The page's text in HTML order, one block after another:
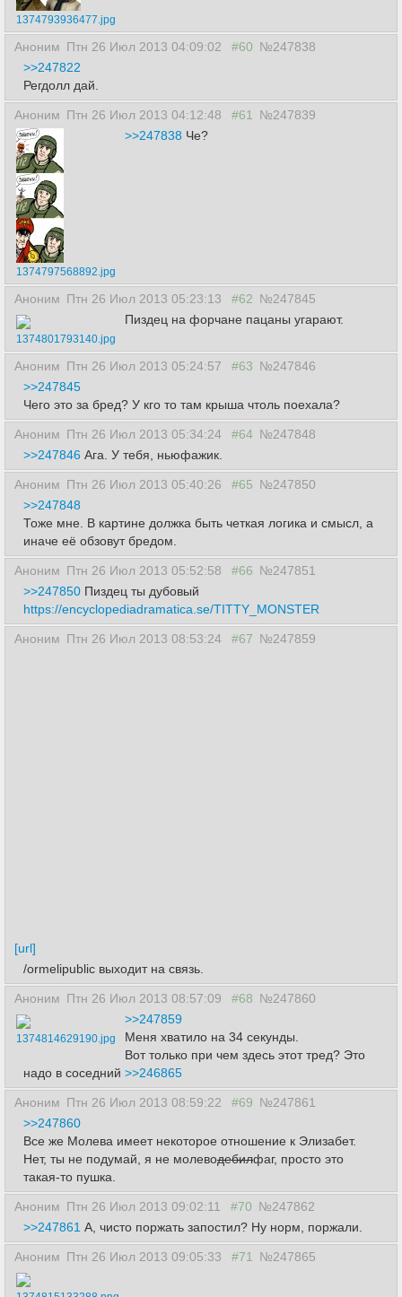
1374793936477.jpg
Аноним Птн 26 Июл 2013 04:09:02 #60 №247838
>>247822
Регдолл дай.
Аноним Птн 26 Июл 2013 04:12:48 #61 №247839
1374797568892.jpg
>>247838 Че?
Аноним Птн 26 Июл 2013 05:23:13 #62 №247845
1374801793140.jpg
Пиздец на форчане пацаны угарают.
Аноним Птн 26 Июл 2013 05:24:57 #63 №247846
>>247845
Чего это за бред? У кго то там крыша чтоль поехала?
Аноним Птн 26 Июл 2013 05:34:24 #64 №247848
>>247846 Ага. У тебя, ньюфажик.
Аноним Птн 26 Июл 2013 05:40:26 #65 №247850
>>247848
Тоже мне. В картине должка быть четкая логика и смысл, а
иначе её обзовут бредом.
Аноним Птн 26 Июл 2013 05:52:58 #66 №247851
>>247850 Пиздец ты дубовый
https://encyclopediadramatica.se/TITTY_MONSTER
Аноним Птн 26 Июл 2013 08:53:24 #67 №247859
[url]
/ormelipublic выходит на связь.
Аноним Птн 26 Июл 2013 08:57:09 #68 №247860
1374814629190.jpg
>>247859
Меня хватило на 34 секунды.
Вот только при чем здесь этот тред? Это
надо в соседний >>246865
Аноним Птн 26 Июл 2013 08:59:22 #69 №247861
>>247860
Все же Молева имеет некоторое отношение к Элизабет.
Нет, ты не подумай, я не молеводебилфаг, просто это
такая-то пушка.
Аноним Птн 26 Июл 2013 09:02:11 #70 №247862
>>247861 А, чисто поржать запостил? Ну норм, поржали.
Аноним Птн 26 Июл 2013 09:05:33 #71 №247865